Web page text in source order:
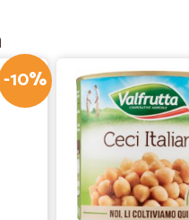
nella…
nella consegna.
come dichiarata e ottimo imballo
-10%